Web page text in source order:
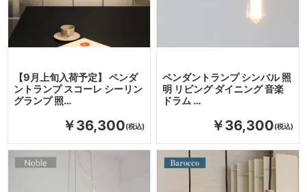
【9月上旬入荷予定】 ペンダ
ントランプ スコーレ シーリン
グランプ 照…
￥36,300
ペンダントランプ シンバル 照
明 リビング ダイニング 音楽
ドラム …
￥36,300